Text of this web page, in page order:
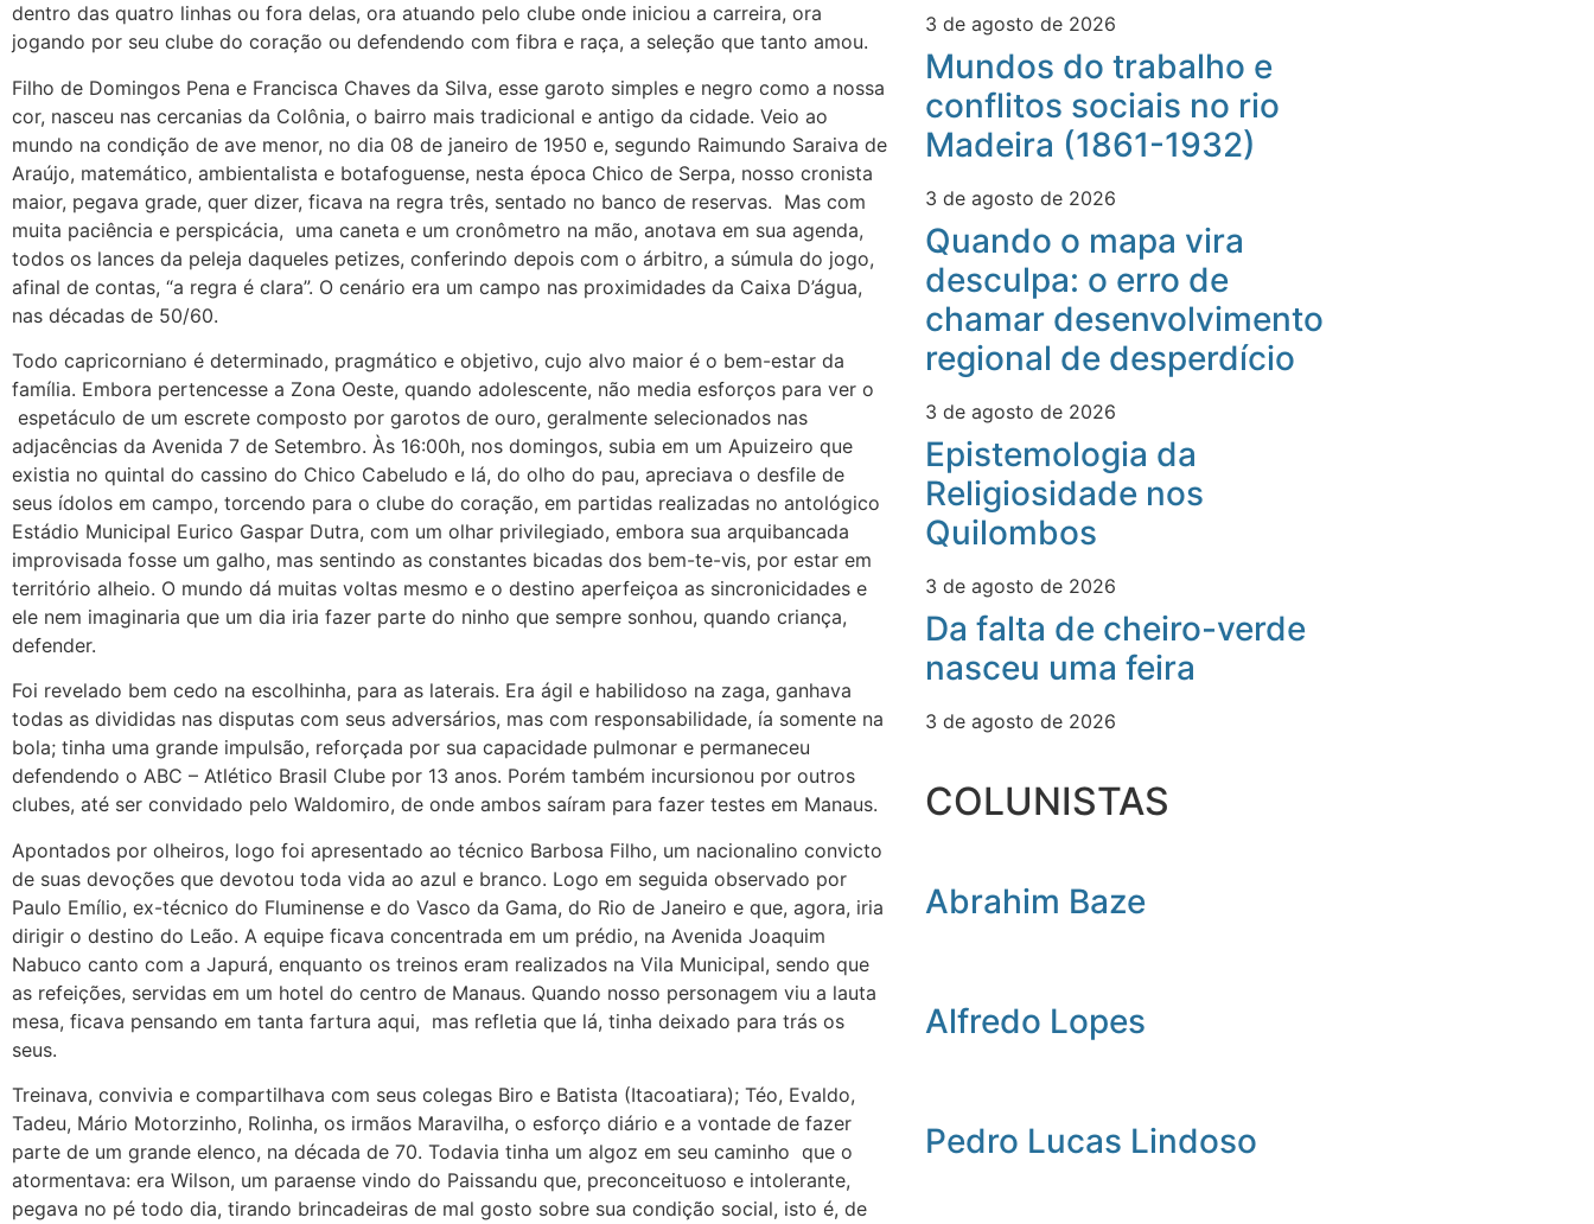
dentro das quatro linhas ou fora delas, ora atuando pelo clube onde iniciou a carreira, ora
jogando por seu clube do coração ou defendendo com fibra e raça, a seleção que tanto amou.
Filho de Domingos Pena e Francisca Chaves da Silva, esse garoto simples e negro como a nossa
cor, nasceu nas cercanias da Colônia, o bairro mais tradicional e antigo da cidade. Veio ao
mundo na condição de ave menor, no dia 08 de janeiro de 1950 e, segundo Raimundo Saraiva de
Araújo, matemático, ambientalista e botafoguense, nesta época Chico de Serpa, nosso cronista
maior, pegava grade, quer dizer, ficava na regra três, sentado no banco de reservas. Mas com
muita paciência e perspicácia, uma caneta e um cronômetro na mão, anotava em sua agenda,
todos os lances da peleja daqueles petizes, conferindo depois com o árbitro, a súmula do jogo,
afinal de contas, “a regra é clara”. O cenário era um campo nas proximidades da Caixa D’água,
nas décadas de 50/60.
Todo capricorniano é determinado, pragmático e objetivo, cujo alvo maior é o bem-estar da
família. Embora pertencesse a Zona Oeste, quando adolescente, não media esforços para ver o
espetáculo de um escrete composto por garotos de ouro, geralmente selecionados nas
adjacências da Avenida 7 de Setembro. Às 16:00h, nos domingos, subia em um Apuizeiro que
existia no quintal do cassino do Chico Cabeludo e lá, do olho do pau, apreciava o desfile de
seus ídolos em campo, torcendo para o clube do coração, em partidas realizadas no antológico
Estádio Municipal Eurico Gaspar Dutra, com um olhar privilegiado, embora sua arquibancada
improvisada fosse um galho, mas sentindo as constantes bicadas dos bem-te-vis, por estar em
território alheio. O mundo dá muitas voltas mesmo e o destino aperfeiçoa as sincronicidades e
ele nem imaginaria que um dia iria fazer parte do ninho que sempre sonhou, quando criança,
defender.
Foi revelado bem cedo na escolhinha, para as laterais. Era ágil e habilidoso na zaga, ganhava
todas as divididas nas disputas com seus adversários, mas com responsabilidade, ía somente na
bola; tinha uma grande impulsão, reforçada por sua capacidade pulmonar e permaneceu
defendendo o ABC – Atlético Brasil Clube por 13 anos. Porém também incursionou por outros
clubes, até ser convidado pelo Waldomiro, de onde ambos saíram para fazer testes em Manaus.
Apontados por olheiros, logo foi apresentado ao técnico Barbosa Filho, um nacionalino convicto
de suas devoções que devotou toda vida ao azul e branco. Logo em seguida observado por
Paulo Emílio, ex-técnico do Fluminense e do Vasco da Gama, do Rio de Janeiro e que, agora, iria
dirigir o destino do Leão. A equipe ficava concentrada em um prédio, na Avenida Joaquim
Nabuco canto com a Japurá, enquanto os treinos eram realizados na Vila Municipal, sendo que
as refeições, servidas em um hotel do centro de Manaus. Quando nosso personagem viu a lauta
mesa, ficava pensando em tanta fartura aqui, mas refletia que lá, tinha deixado para trás os
seus.
Treinava, convivia e compartilhava com seus colegas Biro e Batista (Itacoatiara); Téo, Evaldo,
Tadeu, Mário Motorzinho, Rolinha, os irmãos Maravilha, o esforço diário e a vontade de fazer
parte de um grande elenco, na década de 70. Todavia tinha um algoz em seu caminho que o
atormentava: era Wilson, um paraense vindo do Paissandu que, preconceituoso e intolerante,
pegava no pé todo dia, tirando brincadeiras de mal gosto sobre sua condição social, isto é, de
3 de agosto de 2026
Mundos do trabalho e
conflitos sociais no rio
Madeira (1861-1932)
3 de agosto de 2026
Quando o mapa vira
desculpa: o erro de
chamar desenvolvimento
regional de desperdício
3 de agosto de 2026
Epistemologia da
Religiosidade nos
Quilombos
3 de agosto de 2026
Da falta de cheiro-verde
nasceu uma feira
3 de agosto de 2026
COLUNISTAS
Abrahim Baze
Alfredo Lopes
Pedro Lucas Lindoso